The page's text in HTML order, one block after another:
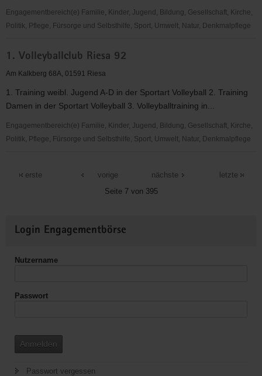
Engagementbereich(e) Familie, Kinder, Jugend, Bildung, Gesellschaft, Kirche,
Politik, Pflege, Fürsorge und Selbsthilfe, Sport, Umwelt, Natur, Denkmalpflege
SV
Concordia
1. Volleyballclub Riesa 92
Am Kalkberg 68A, 01591 Riesa
1. Training weibl. Jugend A-D in der Sportart Volleyball 2. Training
Damen in der Sportart Volleyball 3. Volleyballtraining in...
Engagementbereich(e) Familie, Kinder, Jugend, Bildung, Gesellschaft, Kirche,
Politik, Pflege, Fürsorge und Selbsthilfe, Sport, Umwelt, Natur, Denkmalpflege
Volleyballclub
erste
vorige
Seite 7 von 395
nächste letzte
Informationen
Login Engagementbörse
Nutzername
Passwort
Anmelden
Passwort vergessen